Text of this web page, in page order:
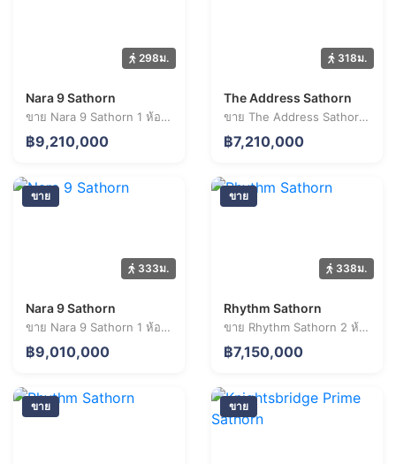
Leaflet| © OpenStreetMap
298ม.
Nara 9 Sathorn
ขาย Nara 9 Sathorn 1 ห้องนอน 31.8 ตร.ม. ราคา 9.21 ล้านบาท
฿9,210,000
318ม.
The Address Sathorn
ขาย The Address Sathorn 1 ห้องนอน 37.2 ตร.ม. ราคา 7.21 ล้านบาท
฿7,210,000
ขาย
333ม.
Nara 9 Sathorn
ขาย Nara 9 Sathorn 1 ห้องนอน 37.6 ตร.ม. ราคา 9.01 ล้านบาท
฿9,010,000
ขาย
338ม.
Rhythm Sathorn
ขาย Rhythm Sathorn 2 ห้องนอน 69.5 ตร.ม. ราคา 7.15 ล้านบาท
฿7,150,000
ขาย ขาย